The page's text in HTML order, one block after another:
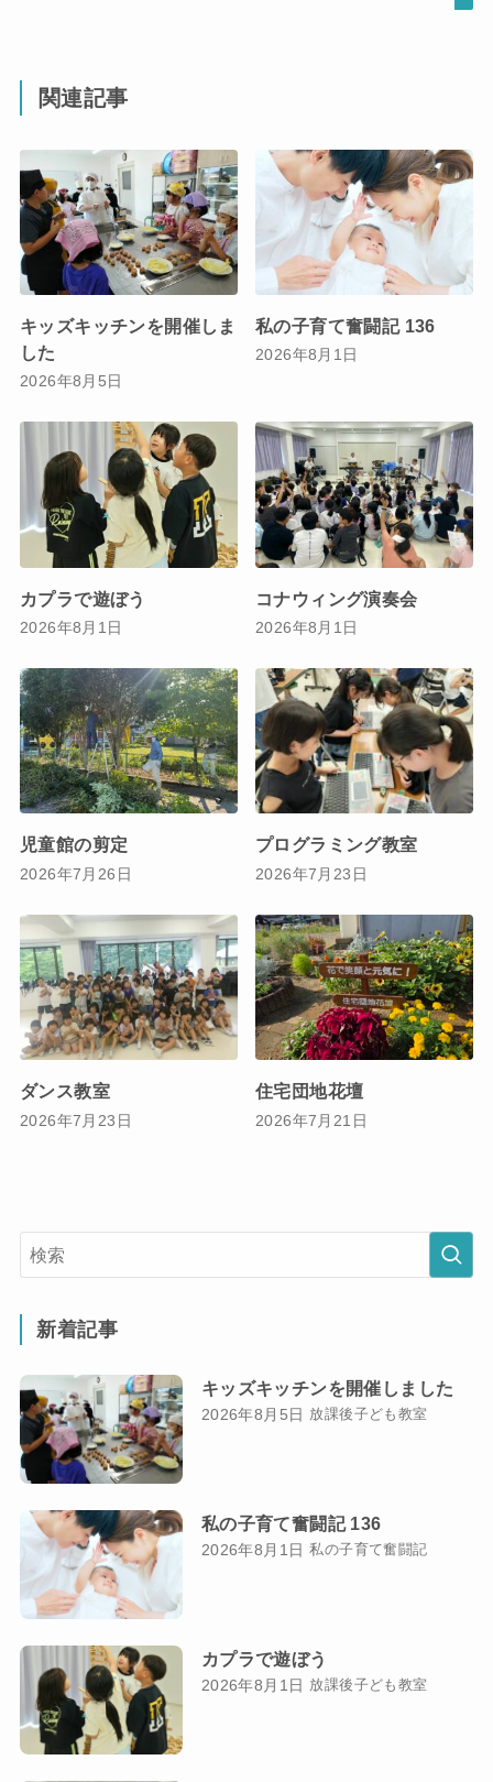
関連記事
キッズキッチンを開催しま
した
2026年8月5日
私の子育て奮闘記 136
2026年8月1日
カプラで遊ぼう
2026年8月1日
コナウィング演奏会
2026年8月1日
児童館の剪定
2026年7月26日
プログラミング教室
2026年7月23日
ダンス教室
2026年7月23日
住宅団地花壇
2026年7月21日
新着記事
キッズキッチンを開催しました
2026年8月5日 放課後子ども教室
私の子育て奮闘記 136
2026年8月1日 私の子育て奮闘記
カプラで遊ぼう
2026年8月1日 放課後子ども教室